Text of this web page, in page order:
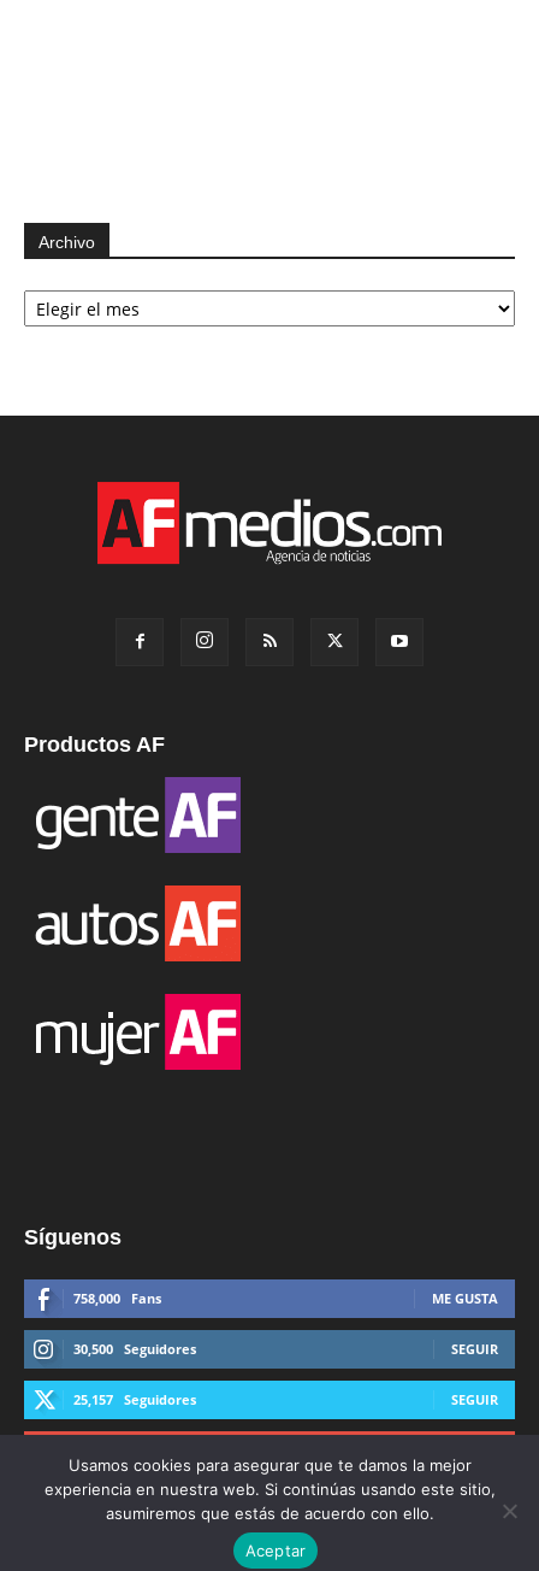
Archivo
Archivo
Productos AF
Síguenos
758,000 Fans ME GUSTA
30,500 Seguidores SEGUIR
25,157 Seguidores SEGUIR
© Derechos Reservados AFmedios 2021
Usamos cookies para asegurar que te damos la mejor
experiencia en nuestra web. Si continúas usando este sitio,
asumiremos que estás de acuerdo con ello.
Aceptar